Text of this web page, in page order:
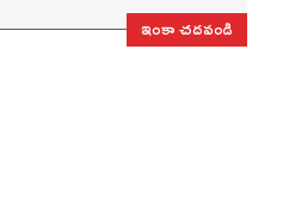
ఇంకా చదవండి